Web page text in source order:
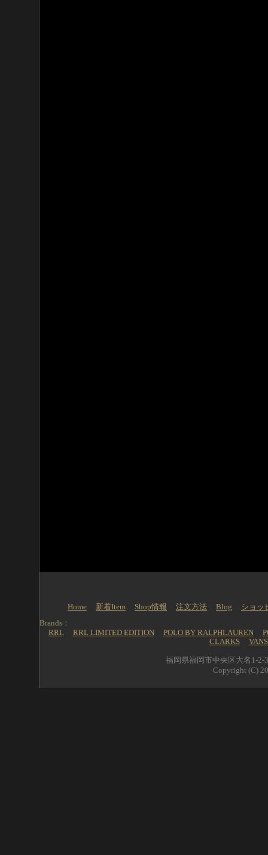
Home 新着Item Shop情報 注文方法 Blog
ショッ
Brands：
RRL
RRL LIMITED EDITION POLO BY RALPHLAUREN
CLARKS
VANS
福岡県福岡市中央区大名1-2-
Copyright (C)